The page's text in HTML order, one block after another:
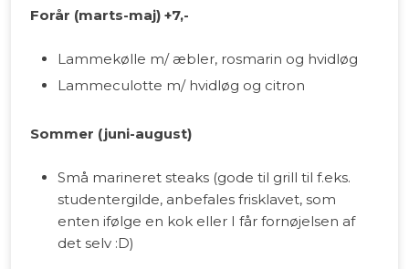
Forår (marts-maj) +7,-
Lammekølle m/ æbler, rosmarin og hvidløg
Lammeculotte m/ hvidløg og citron
Sommer (juni-august)
Små marineret steaks (gode til grill til f.eks.
studentergilde, anbefales frisklavet, som
enten ifølge en kok eller I får fornøjelsen af
det selv :D)